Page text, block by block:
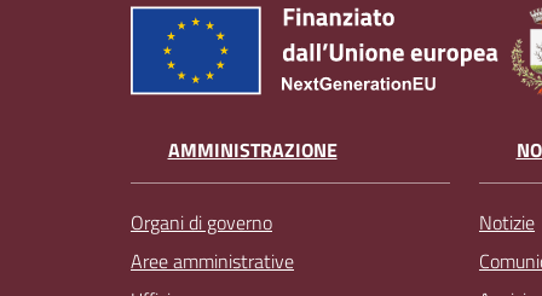
AMMINISTRAZIONE
Organi di governo
Aree amministrative
Notizie